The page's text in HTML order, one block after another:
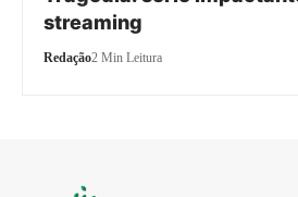
streaming
Redação2 Min Leitura